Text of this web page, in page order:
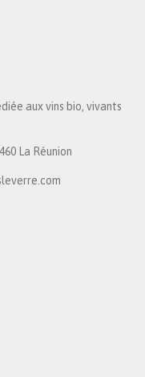
aux vins bio, vivants
La Réunion